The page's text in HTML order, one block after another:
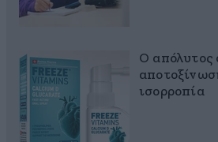
Ο απόλυτος
ισορροπία